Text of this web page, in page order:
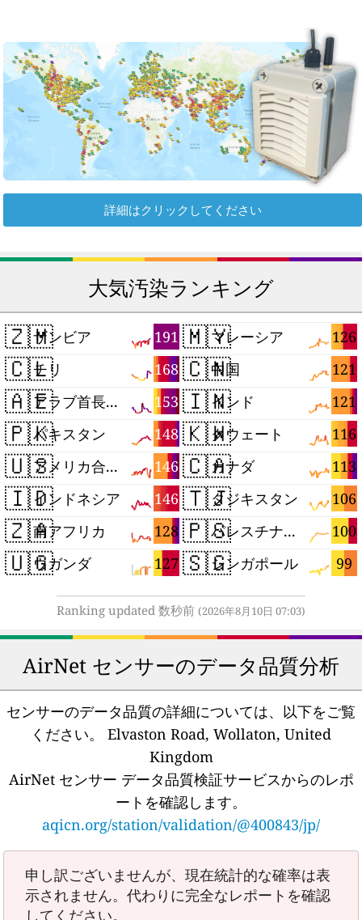
詳細はクリックしてください
大気汚染ランキング
🇿🇲 191
ザンビア
🇨🇱 168
チリ
🇦🇪 153
アラブ首長国連邦
🇵🇰 148
パキスタン
🇺🇸 146
アメリカ合衆国
🇮🇩 146
インドネシア
🇿🇦 128
南アフリカ
🇺🇬 127
ウガンダ
🇲🇾 126
マレーシア
🇨🇳 121
中国
🇮🇳 121
インド
🇰🇼 116
クウェート
🇨🇦 113
カナダ
🇹🇯 106
タジキスタン
🇵🇸 100
パレスチナ自治区
🇸🇬 99
シンガポール
Ranking updated 数秒前 (2026年8月10日 07:03)
AirNet センサーのデータ品質分析
センサーのデータ品質の詳細については、以下をご覧
ください。
Elvaston Road, Wollaton, United
Kingdom
AirNet センサー データ品質検証サービスからのレポ
ートを確認します。
aqicn.org/station/validation/@400843/jp/
申し訳ございませんが、現在統計的な確率は表
示されません。代わりに完全なレポートを確認
してください。